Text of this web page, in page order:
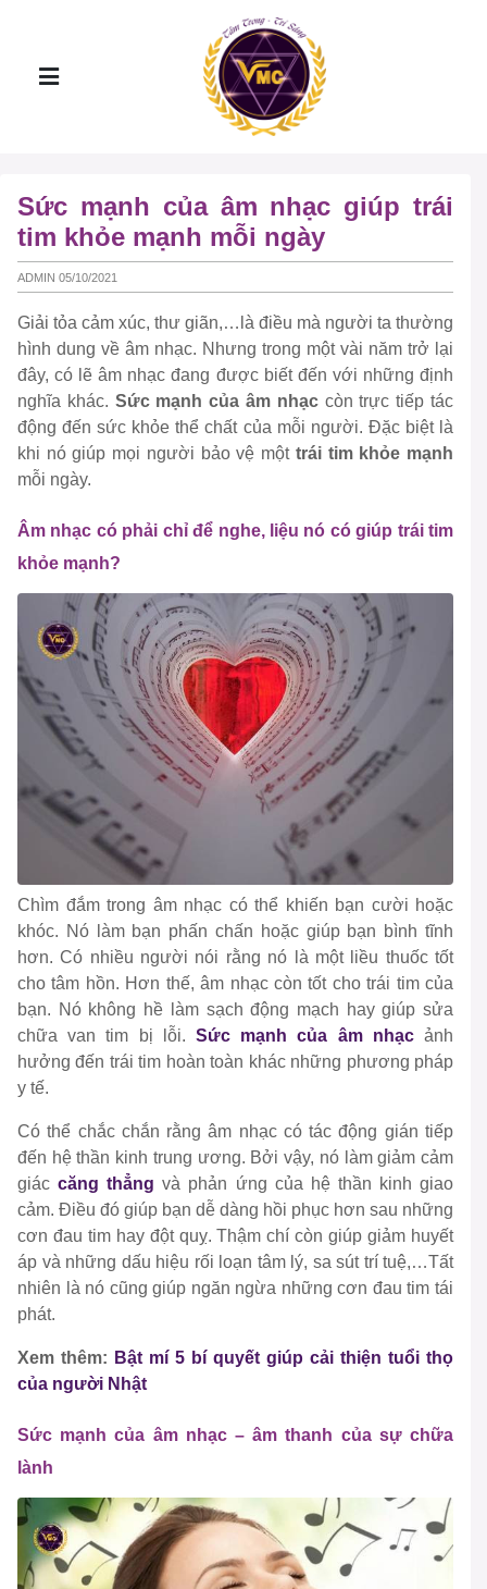
Sức mạnh của âm nhạc giúp trái
tim khỏe mạnh mỗi ngày
ADMIN 05/10/2021
Giải tỏa cảm xúc, thư giãn,…là điều mà người ta thường
hình dung về âm nhạc. Nhưng trong một vài năm trở lại
đây, có lẽ âm nhạc đang được biết đến với những định
nghĩa khác. Sức mạnh của âm nhạccòn trực tiếp tác
động đến sức khỏe thể chất của mỗi người. Đặc biệt là
khi nó giúp mọi người bảo vệ một trái tim khỏe mạnh
mỗi ngày.
Âm nhạc có phải chỉ để nghe, liệu nó có giúp trái tim
khỏe mạnh?
Chìm đắm trong âm nhạc có thể khiến bạn cười hoặc
khóc. Nó làm bạn phấn chấn hoặc giúp bạn bình tĩnh
hơn. Có nhiều người nói rằng nó là một liều thuốc tốt
cho tâm hồn. Hơn thế, âm nhạc còn tốt cho trái tim của
bạn. Nó không hề làm sạch động mạch hay giúp sửa
chữa van tim bị lỗi. Sức mạnh của âm nhạcảnh
hưởng đến trái tim hoàn toàn khác những phương pháp
y tế.
Có thể chắc chắn rằng âm nhạc có tác động gián tiếp
đến hệ thần kinh trung ương. Bởi vậy, nó làm giảm cảm
giáccăng thẳng và phản ứng của hệ thần kinh giao
cảm. Điều đó giúp bạn dễ dàng hồi phục hơn sau những
cơn đau tim hay đột quỵ. Thậm chí còn giúp giảm huyết
áp và những dấu hiệu rối loạn tâm lý, sa sút trí tuệ,…Tất
nhiên là nó cũng giúp ngăn ngừa những cơn đau tim tái
phát.
Xem thêm: Bật mí 5 bí quyết giúp cải thiện tuổi thọ
của người Nhật
Sức mạnh của âm nhạc – âm thanh của sự chữa
lành